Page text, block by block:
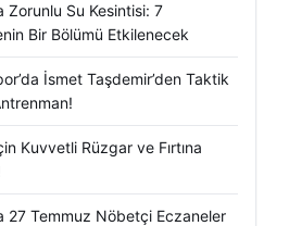
Zorunlu Su Kesintisi: 7
Bir Bölümü Etkilenecek
İsmet Taşdemir’den Taktik
Kuvvetli Rüzgar ve Fırtına
27 Temmuz Nöbetçi Eczaneler